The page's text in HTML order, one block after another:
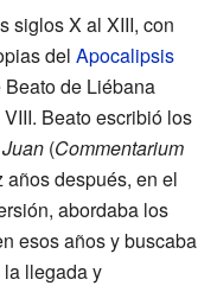
siglos X al XIII, con
del Apocalipsis
Beato de Liébana
Beato escribió los
(Commentarium
después, en el
abordaba los
esos años y buscaba
llegada y